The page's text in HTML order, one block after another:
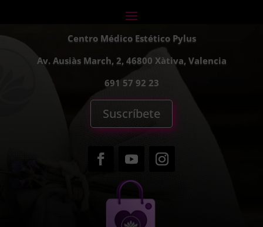
Centro Médico Estético Pylus
Av. Ausiàs March, 2, 46800 Xàtiva, Valencia
691 57 92 23
Suscríbete